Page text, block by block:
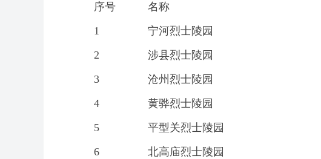
序号 名称
1
宁河烈士陵园
2
涉县烈士陵园
3
沧州烈士陵园
4
黄骅烈士陵园
5
平型关烈士陵园
6
北高庙烈士陵园